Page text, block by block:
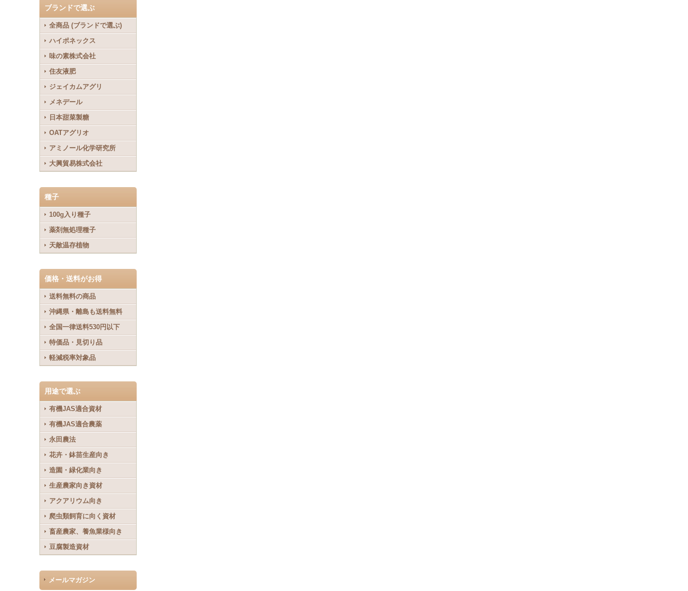
ブランドで選ぶ
全商品 (ブランドで選ぶ)
ハイポネックス
味の素株式会社
住友液肥
ジェイカムアグリ
メネデール
日本甜菜製糖
OATアグリオ
アミノール化学研究所
大興貿易株式会社
種子
100g入り種子
薬剤無処理種子
天敵温存植物
価格・送料がお得
送料無料の商品
沖縄県・離島も送料無料
全国一律送料530円以下
特価品・見切り品
軽減税率対象品
用途で選ぶ
有機JAS適合資材
有機JAS適合農薬
永田農法
花卉・鉢苗生産向き
造園・緑化業向き
生産農家向き資材
アクアリウム向き
爬虫類飼育に向く資材
畜産農家、養魚業様向き
豆腐製造資材
メールマガジン